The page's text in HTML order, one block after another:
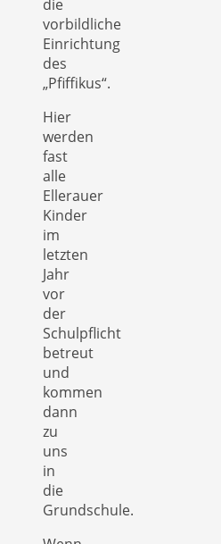
die
vorbildliche
Einrichtung
des
„Pfiffikus“.
Hier
werden
fast
alle
Ellerauer
Kinder
im
letzten
Jahr
vor
der
Schulpflicht
betreut
und
kommen
dann
zu
uns
in
die
Grundschule.